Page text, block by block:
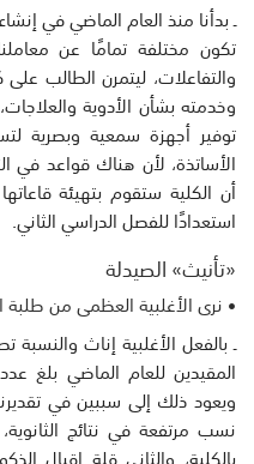
ـ بدأنا منذ العام الماضي في
تكون مختلفة تمامًا عن
والتفاعلات، ليتمرن الطالب
وخدمته بشأن الأدوية
توفير أجهزة سمعية وبصرية
الأساتذة، لأن هناك قواعد في
أن الكلية ستقوم بتهيئة
استعدادًا للفصل الدراسي الثاني.
«تأنيث» الصيدلة
• نرى الأغلبية العظمى من طلبة
ويعود ذلك إلى سببين في
نسب مرتفعة في نتائج